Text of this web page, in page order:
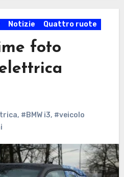
Notizie Quattro ruote
foto
, #BMW i3, #veicolo